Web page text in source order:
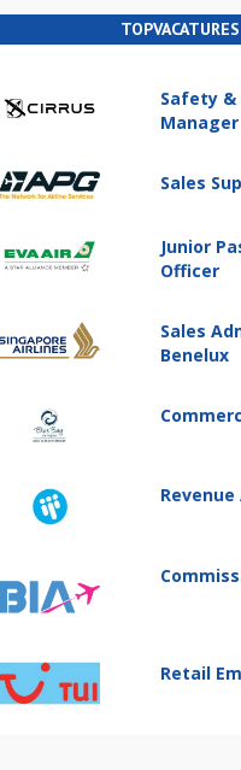
TOPVACATURES
Safety &
Manager
Sales
Junior
Officer
Sales
Benelux
Retail